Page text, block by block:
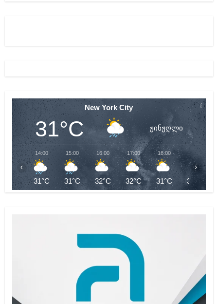
New York City
31°C ჟინჟღლი
14:00
31°C
15:00
31°C
16:00
32°C
17:00
32°C
18:00
31°C
19:00
31°C
‹ ›